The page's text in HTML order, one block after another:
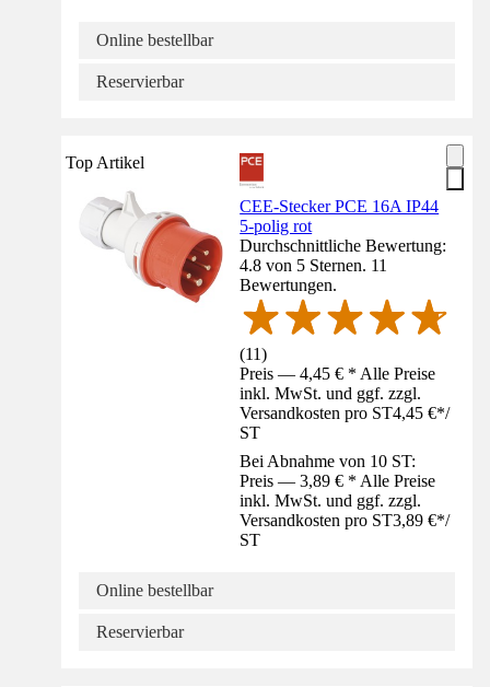
Online bestellbar
Reservierbar
Top Artikel
CEE-Stecker PCE 16A IP44
5-polig rot
Durchschnittliche Bewertung:
4.8 von 5 Sternen. 11
Bewertungen.
(11)
Preis — 4,45 € * Alle Preise
inkl. MwSt. und ggf. zzgl.
Versandkosten pro ST4,45 €*/
ST
Bei Abnahme von 10 ST:
Preis — 3,89 € * Alle Preise
inkl. MwSt. und ggf. zzgl.
Versandkosten pro ST3,89 €*/
ST
Online bestellbar
Reservierbar